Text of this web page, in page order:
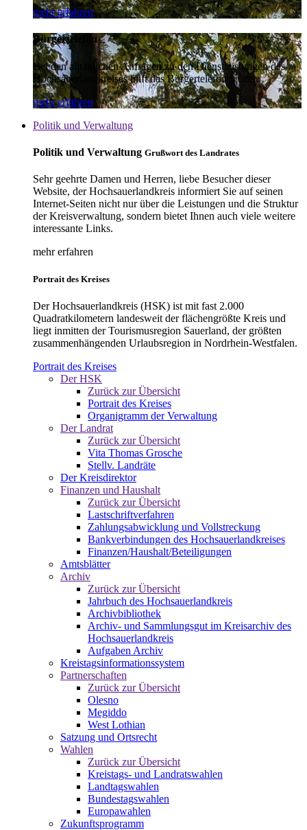
mehr erfahren
Bürgertelefon
Bei den alltäglichen Anfragen zu den Dienstleistungen des
Hochsauerlandkreises hilft das Bürgertelefon weiter.
mehr erfahren
Politik und Verwaltung
Politik und Verwaltung Grußwort des Landrates
Sehr geehrte Damen und Herren, liebe Besucher dieser
Website, der Hochsauerlandkreis informiert Sie auf seinen
Internet-Seiten nicht nur über die Leistungen und die Struktur
der Kreisverwaltung, sondern bietet Ihnen auch viele weitere
interessante Links.
mehr erfahren
Portrait des Kreises
Der Hochsauerlandkreis (HSK) ist mit fast 2.000
Quadratkilometern landesweit der flächengrößte Kreis und
liegt inmitten der Tourismusregion Sauerland, der größten
zusammenhängenden Urlaubsregion in Nordrhein-Westfalen.
Portrait des Kreises
Der HSK
Zurück zur Übersicht
Portrait des Kreises
Organigramm der Verwaltung
Der Landrat
Zurück zur Übersicht
Vita Thomas Grosche
Stellv. Landräte
Der Kreisdirektor
Finanzen und Haushalt
Zurück zur Übersicht
Lastschriftverfahren
Zahlungsabwicklung und Vollstreckung
Bankverbindungen des Hochsauerlandkreises
Finanzen/Haushalt/Beteiligungen
Amtsblätter
Archiv
Zurück zur Übersicht
Jahrbuch des Hochsauerlandkreis
Archivbibliothek
Archiv- und Sammlungsgut im Kreisarchiv des
Hochsauerlandkreis
Aufgaben Archiv
Kreistagsinformationssystem
Partnerschaften
Zurück zur Übersicht
Olesno
Megiddo
West Lothian
Satzung und Ortsrecht
Wahlen
Zurück zur Übersicht
Kreistags- und Landratswahlen
Landtagswahlen
Bundestagswahlen
Europawahlen
Zukunftsprogramm